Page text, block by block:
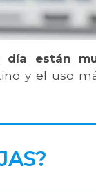
día están
y el uso